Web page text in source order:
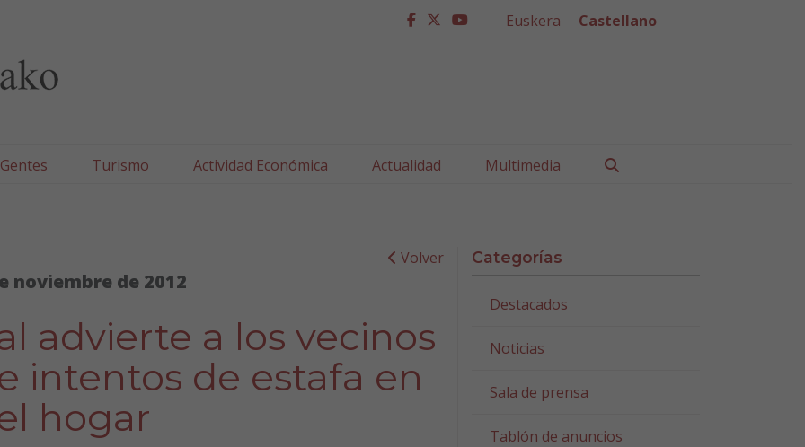
facebook
twitter
youtube
Euskera Castellano
Turismo Actividad Económica Actualidad Multimedia
Volver
noviembre de 2012
advierte a los vecinos
intentos de estafa en
hogar
Categorías
Destacados
Noticias
Sala de prensa
Tablón de anuncios